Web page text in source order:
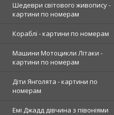
Шедеври світового живопису -
картини по номерам
Кораблі - картини по номерам
Машини Мотоцикли Літаки -
картини по номерам
Діти Янголята - картини по
номерам
Емі Джадд дівчина з півоніями